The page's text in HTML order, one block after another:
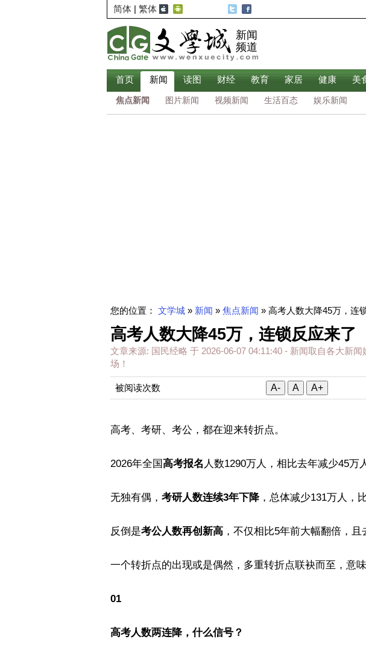
简体 | 繁体
新闻
频道
首页 新闻 读图 财经 教育 家居 健康 美
焦点新闻 图片新闻 视频新闻 生活百态 娱乐新闻
您的位置： 文学城 » 新闻 » 焦点新闻 » 高考人数大降45万，连
高考人数大降45万，连锁反应来了
文章来源: 国民经略 于 2026-06-07 04:11:40 - 新闻取自各大新闻
场！
被阅读次数 A- A A+
高考、考研、考公，都在迎来转折点。
2026年全国高考报名 人数1290万人，相比去年减少45万
无独有偶， 考研人数连续3年下降，总体减少131万人，
反倒是考公人数再创新高 ，不仅相比5年前大幅翻倍，且
一个转折点的出现或是偶然，多重转折点联袂而至，意
01
高考人数两连降，什么信号？